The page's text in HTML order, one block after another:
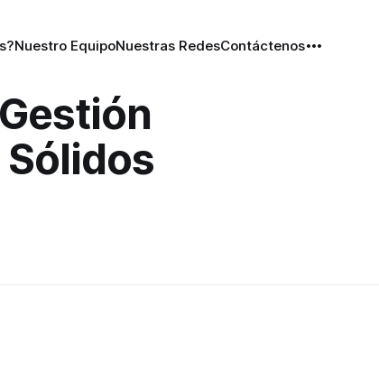
Nuestro EquipoNuestras RedesContáctenos